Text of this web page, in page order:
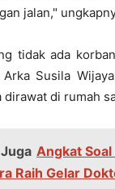
jalan,"
tidak ada
Arka Susila
dirawat di rumah
Angkat
Raih Gelar